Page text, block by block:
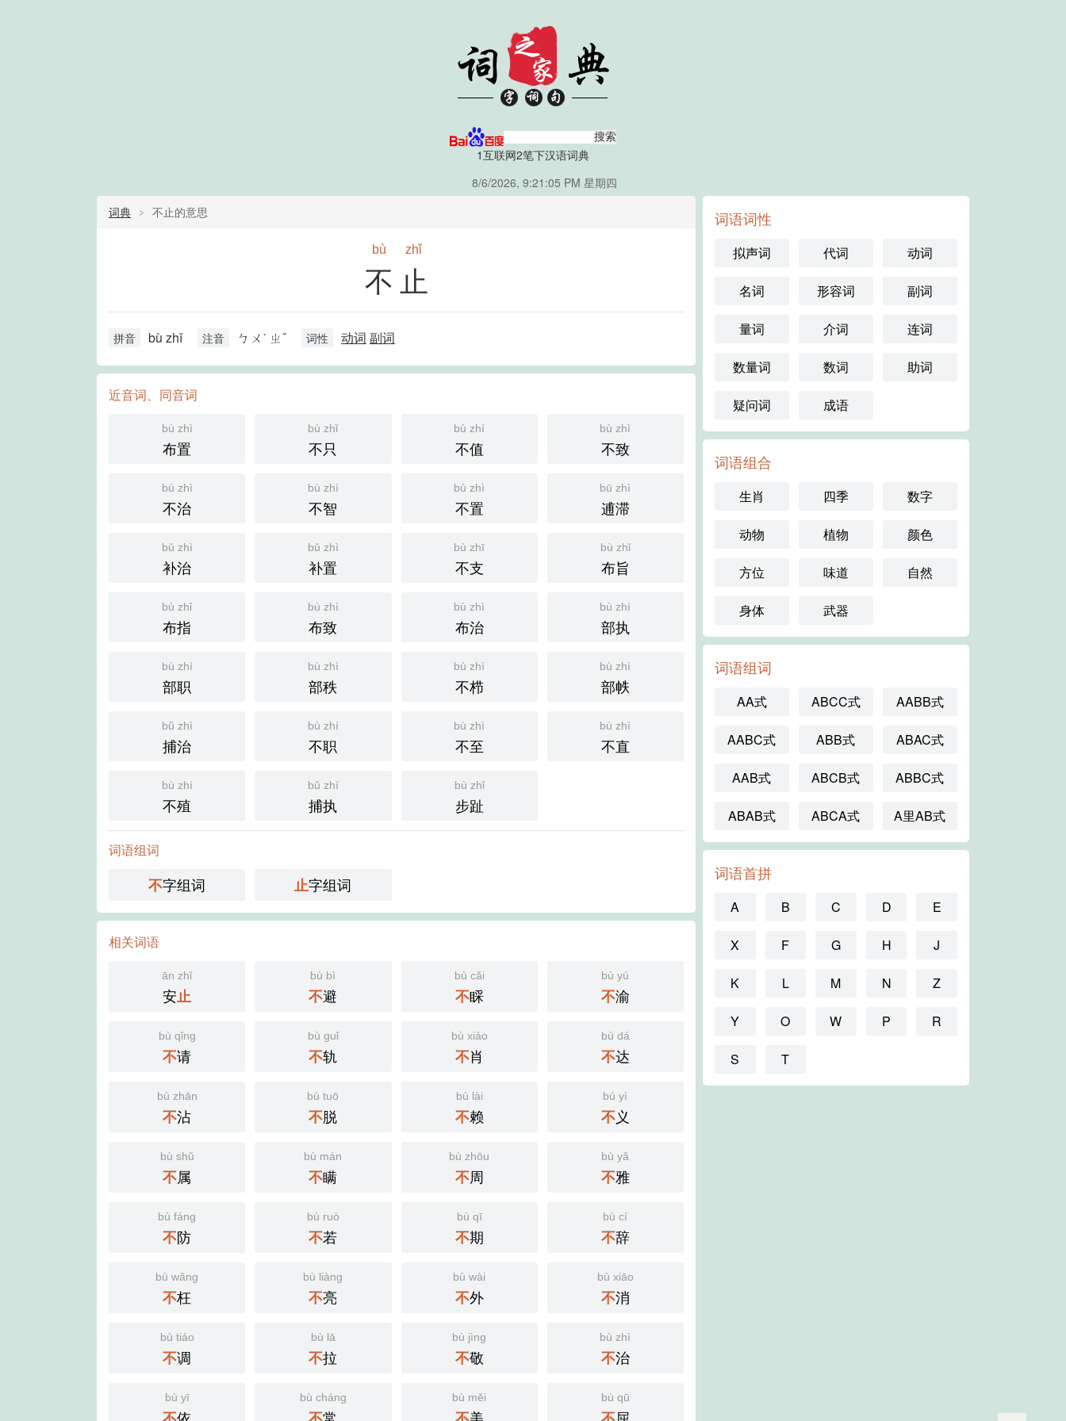
1互联网2笔下汉语词典
8/6/2026, 9:21:06 PM 星期四
词典
不止的意思
bù zhǐ
不止
拼音 bù zhǐ 注音 ㄅㄨˋ ㄓˇ 词性 动词 副词
近音词、同音词
bù zhì
布置
bù zhǐ
不只
bù zhí
不值
bù zhì
不致
bù zhì
不治
bù zhì
不智
bù zhì
不置
bū zhì
逋滞
bǔ zhì
补治
bǔ zhì
补置
bù zhī
不支
bù zhǐ
布旨
bù zhǐ
布指
bù zhì
布致
bù zhì
布治
bù zhí
部执
bù zhí
部职
bù zhì
部秩
bù zhì
不栉
bù zhì
部帙
bǔ zhì
捕治
bù zhí
不职
bù zhì
不至
bù zhí
不直
bù zhí
不殖
bǔ zhí
捕执
bù zhǐ
步趾
词语组词
不字组词 止字组词
相关词语
ān zhǐ
安止
bù bì
不避
bù cǎi
不睬
bù yú
不渝
bù qǐng
不请
bù guǐ
不轨
bù xiào
不肖
bù dá
不达
bù zhān
不沾
bù tuō
不脱
bù lài
不赖
bú yì
不义
bù shǔ
不属
bù mán
不瞒
bù zhōu
不周
bù yǎ
不雅
bù fáng
不防
bù ruò
不若
bù qī
不期
bù cí
不辞
bù wǎng
不枉
bù liàng
不亮
bù wài
不外
bù xiāo
不消
bù tiáo
不调
bù lā
不拉
bù jìng
不敬
bù zhì
不治
bù yī bù cháng bù měi bù qū
词语词性
拟声词 代词 动词
名词 形容词 副词
量词 介词 连词
数量词 数词 助词
疑问词 成语
词语组合
生肖 四季 数字
动物 植物 颜色
方位 味道 自然
身体 武器
词语组词
AA式 ABCC式 AABB式
AABC式 ABB式 ABAC式
AAB式 ABCB式 ABBC式
ABAB式 ABCA式 A里AB式
词语首拼
A B C D E
X F G H J
K L M N Z
Y O W P R
S T